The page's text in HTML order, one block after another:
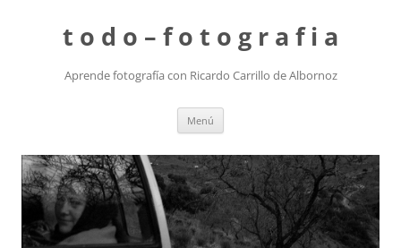
t o d o – f o t o g r a f i a
Aprende fotografía con Ricardo Carrillo de Albornoz
Menú